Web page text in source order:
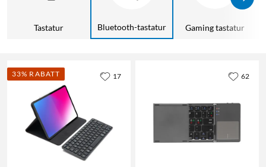
Tastatur Bluetooth-tastatur Gaming tastatur
33% RABATT 17 62